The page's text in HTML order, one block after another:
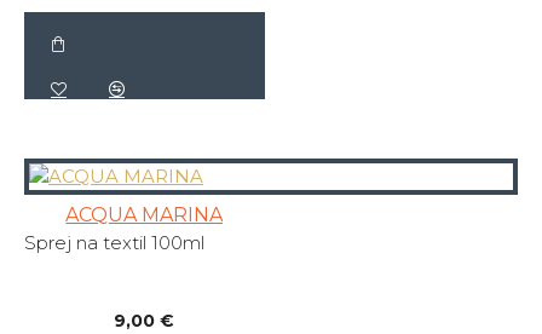
ACQUA MARINA
Sprej na textil 100ml
9,00 €